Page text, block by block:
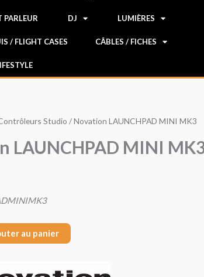
PARLEUR DJ LUMIÈRES
/ FLIGHT CASES CÂBLES / FICHES
Studio / Novation LAUNCHPAD MINI MK3
LAUNCHPAD MINI
au panier